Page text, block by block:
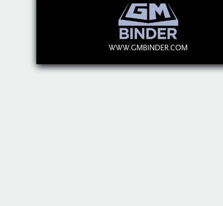
WWW.GMBINDER.COM